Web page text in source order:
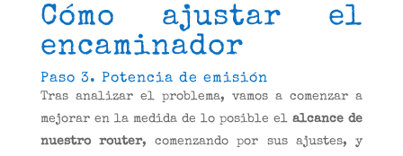
Cómo ajustar el
encaminador
Paso 3. Potencia de emisión
Tras analizar el problema, vamos a comenzar a
mejorar en la medida de lo posible elalcance de
nuestro router, comenzando por sus ajustes, y